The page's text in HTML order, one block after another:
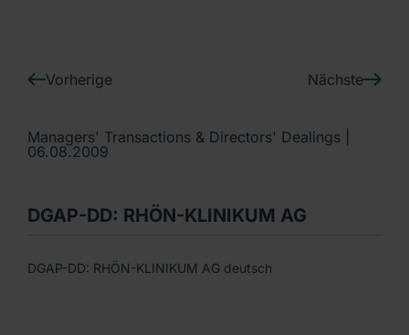
Ein Unternehmen der RHÖN-KLINIKUM AG
Vorherige Nächste
Managers' Transactions & Directors' Dealings |
06.08.2009
DGAP-DD: RHÖN-KLINIKUM AG
DGAP-DD: RHÖN-KLINIKUM AG deutsch